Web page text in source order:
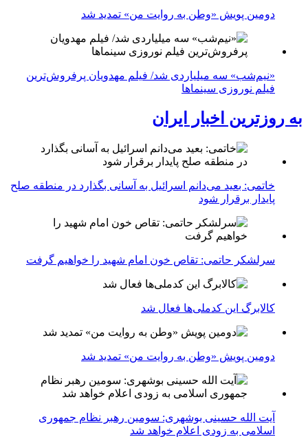
دومین پویش «وطن به روایت من» تمدید شد
«نیم‌شب» سه میلیاردی شد/ فیلم مهدویان پرفروش‌ترین
فیلم نوروزی سینماها
به روزترین اخبار ایران
خاتمی: بعید می‌دانم اسرائیل به آسانی بگذارد در منطقه صلح
پایدار برقرار شود
سرلشکر حاتمی: تقاص خون امام شهید را خواهیم گرفت
کالابرگ این کدملی‌ها فعال شد
دومین پویش «وطن به روایت من» تمدید شد
آیت الله حسینی بوشهری: سومین رهبر نظام جمهوری
اسلامی به زودی اعلام خواهد شد